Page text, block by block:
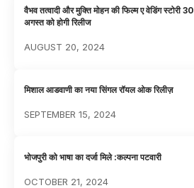
वैभव तत्वादी और मुक्ति मोहन की फिल्म ए वेडिंग स्टोरी 30
अगस्त को होगी रिलीज
AUGUST 20, 2024
मिशाल आडवाणी का नया सिंगल रॉयल ओक रिलीज़
SEPTEMBER 15, 2024
भोजपुरी को भाषा का दर्जा मिले :कल्पना पटवारी
OCTOBER 21, 2024